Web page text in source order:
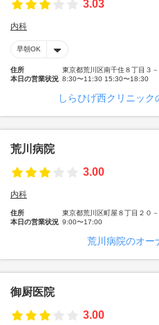
3.03
内科
早朝OK
住所
東京都荒川区南千住８丁目３－
本日の営業状況 8:30〜11:30 15:30〜18:30
しらひげ西クリニック
荒川病院
3.00
内科
住所
東京都荒川区町屋８丁目２０－
本日の営業状況 9:00〜17:00
荒川病院のオー
御厨医院
3.00